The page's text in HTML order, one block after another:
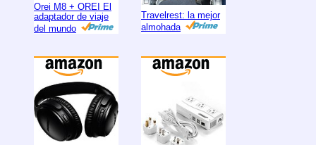
Orei M8 + OREI El
adaptador de viaje
del mundo
Travelrest: la mejor
almohada